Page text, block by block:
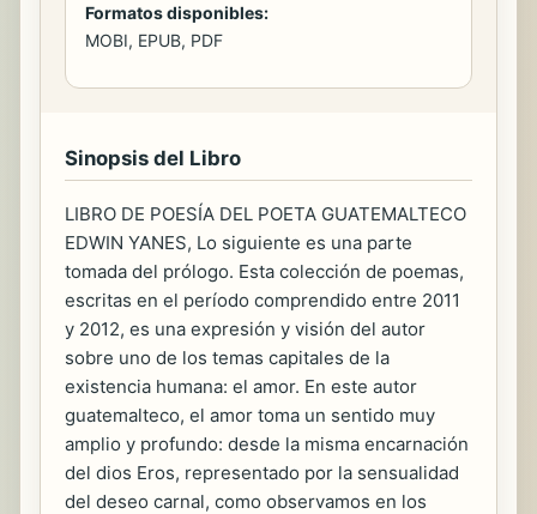
Formatos disponibles:
MOBI, EPUB, PDF
Sinopsis del Libro
LIBRO DE POESÍA DEL POETA GUATEMALTECO
EDWIN YANES, Lo siguiente es una parte
tomada del prólogo. Esta colección de poemas,
escritas en el período comprendido entre 2011
y 2012, es una expresión y visión del autor
sobre uno de los temas capitales de la
existencia humana: el amor. En este autor
guatemalteco, el amor toma un sentido muy
amplio y profundo: desde la misma encarnación
del dios Eros, representado por la sensualidad
del deseo carnal, como observamos en los